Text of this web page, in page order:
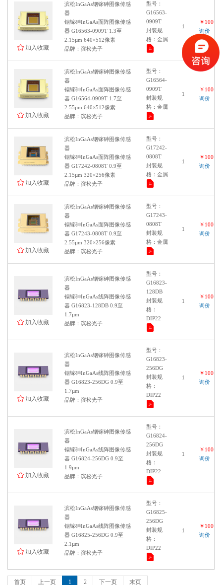
48-pin PLCC
16pin GLCC
WQFN-22
Ceramic with flexible board
S3923-512Q
Glass epoxy
Glass epoxy and FeNiCo alloy
感光面尺寸：1/1.8"
像素数：2472×2064
感光面尺寸：1.1"
像素数：5328×3040
像素数：5328×4608
像素数：8336×5648
感光面尺寸：2/3"
感光面尺寸：1/2.8"
像素数：1945×1097
像素数：1608×1104
感光面尺寸：1/1.7"
像素数：1632×1248
像素数：3216×2208
像素数：816×624
感光面尺寸：APS-C
像素数：6480×4860
像素数：2616×1964
像素数：4112×3008
感光面尺寸：1/2.9"
像素数：728×544
像素数：1456×1088
像素数：2064×1544
感光面尺寸：1"
像素数：5544×3694
像素数：3096×2080
感光面尺寸：1/1.2"
像素数：1936×1216
1024 像素
200 to 1000 nm
背照式CCD面阵传感器
200 to 1100 nm
1024 x 58像素
1024 x 122像素
400 to 1000 nm
4096像素
900 to 2050 nm
1280 x 1024 像素
2048 x 64像素
加入收藏
滨松InGaAs铟镓砷图像传感
器
铟镓砷InGaAs面阵图像传感
器 G16563-0909T 1.3至
2.15µm 640×512像素
品牌：滨松光子
型号：
G16563-
0909T
封装规
格：金属
1
￥
询价
加入收藏
滨松InGaAs铟镓砷图像传感
器
铟镓砷InGaAs面阵图像传感
器 G16564-0909T 1.7至
2.55µm 640×512像素
品牌：滨松光子
型号：
G16564-
0909T
封装规
格：金属
1
￥
询价
加入收藏
滨松InGaAs铟镓砷图像传感
器
铟镓砷InGaAs面阵图像传感
器 G17242-0808T 0.9至
2.15µm 320×256像素
品牌：滨松光子
型号：
G17242-
0808T
封装规
格：金属
1
￥
询价
加入收藏
滨松InGaAs铟镓砷图像传感
器
铟镓砷InGaAs面阵图像传感
器 G17243-0808T 0.9至
2.55µm 320×256像素
品牌：滨松光子
型号：
G17243-
0808T
封装规
格：金属
1
￥
询价
加入收藏
滨松InGaAs铟镓砷图像传感
器
铟镓砷InGaAs线阵图像传感
器 G16823-128DB 0.9至
1.7µm
品牌：滨松光子
型号：
G16823-
128DB
封装规
格：
DIP22
1
￥
询价
加入收藏
滨松InGaAs铟镓砷图像传感
器
铟镓砷InGaAs线阵图像传感
器 G16823-256DG 0.9至
1.7µm
品牌：滨松光子
型号：
G16823-
256DG
封装规
格：
DIP22
1
￥
询价
加入收藏
滨松InGaAs铟镓砷图像传感
器
铟镓砷InGaAs线阵图像传感
器 G16824-256DG 0.9至
1.9µm
品牌：滨松光子
型号：
G16824-
256DG
封装规
格：
DIP22
1
￥
询价
加入收藏
滨松InGaAs铟镓砷图像传感
器
铟镓砷InGaAs线阵图像传感
器 G16825-256DG 0.9至
2.1µm
品牌：滨松光子
型号：
G16825-
256DG
封装规
格：
DIP22
1
￥
询价
首页 上一页 1 2 下一页 末页